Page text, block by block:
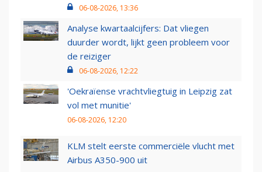
06-08-2026, 13:36
Analyse kwartaalcijfers: Dat vliegen
duurder wordt, lijkt geen probleem voor
de reiziger
06-08-2026, 12:22
'Oekraïense vrachtvliegtuig in Leipzig zat
vol met munitie'
06-08-2026, 12:20
KLM stelt eerste commerciële vlucht met
Airbus A350-900 uit